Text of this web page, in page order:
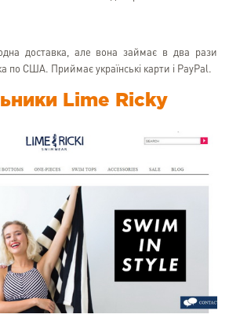
доставка, але вона займає в два рази
по США. Приймає українські карти і PayPal.
Lime Ricky